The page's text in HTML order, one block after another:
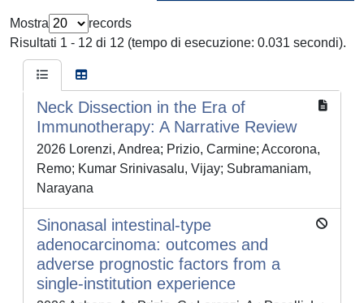
Mostra
records
Risultati 1 - 12 di 12 (tempo di esecuzione: 0.031 secondi).
Neck Dissection in the Era of
Immunotherapy: A Narrative Review
2026 Lorenzi, Andrea; Prizio, Carmine; Accorona,
Remo; Kumar Srinivasalu, Vijay; Subramaniam,
Narayana
Sinonasal intestinal-type
adenocarcinoma: outcomes and
adverse prognostic factors from a
single-institution experience